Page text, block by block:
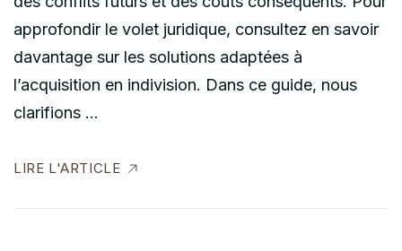
approfondir le volet juridique, consultez en savoir
davantage sur les solutions adaptées à
l’acquisition en indivision. Dans ce guide, nous
clarifions …
LIRE L'ARTICLE